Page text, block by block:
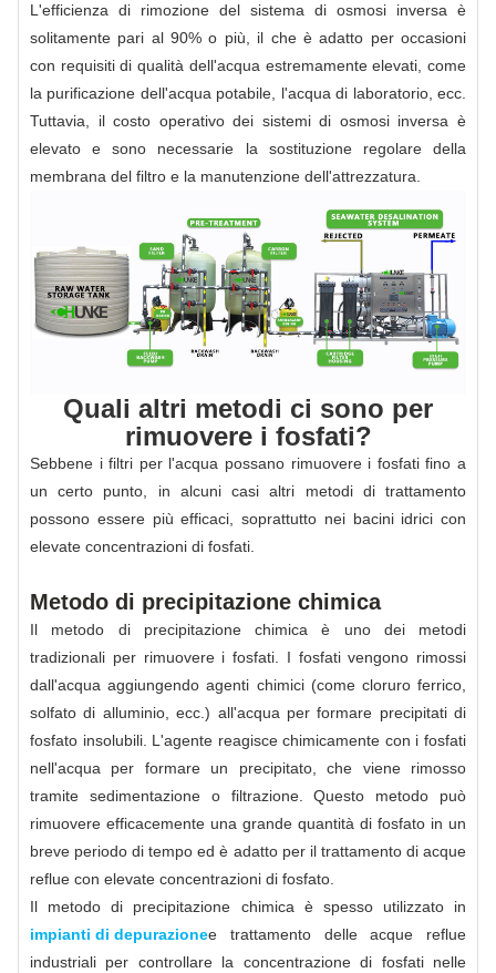
L'efficienza di rimozione del sistema di osmosi inversa è
solitamente pari al 90% o più, il che è adatto per occasioni
con requisiti di qualità dell'acqua estremamente elevati, come
la purificazione dell'acqua potabile, l'acqua di laboratorio, ecc.
Tuttavia, il costo operativo dei sistemi di osmosi inversa è
elevato e sono necessarie la sostituzione regolare della
membrana del filtro e la manutenzione dell'attrezzatura.
Quali altri metodi ci sono per
rimuovere i fosfati?
Sebbene i filtri per l'acqua possano rimuovere i fosfati fino a
un certo punto, in alcuni casi altri metodi di trattamento
possono essere più efficaci, soprattutto nei bacini idrici con
elevate concentrazioni di fosfati.
Metodo di precipitazione chimica
Il metodo di precipitazione chimica è uno dei metodi
tradizionali per rimuovere i fosfati. I fosfati vengono rimossi
dall'acqua aggiungendo agenti chimici (come cloruro ferrico,
solfato di alluminio, ecc.) all'acqua per formare precipitati di
fosfato insolubili. L'agente reagisce chimicamente con i fosfati
nell'acqua per formare un precipitato, che viene rimosso
tramite sedimentazione o filtrazione. Questo metodo può
rimuovere efficacemente una grande quantità di fosfato in un
breve periodo di tempo ed è adatto per il trattamento di acque
reflue con elevate concentrazioni di fosfato.
Il metodo di precipitazione chimica è spesso utilizzato in
impianti di depurazionee trattamento delle acque reflue
industriali per controllare la concentrazione di fosfati nelle